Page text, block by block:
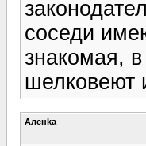
соседи
знакомая,
шелковеют
Аленka